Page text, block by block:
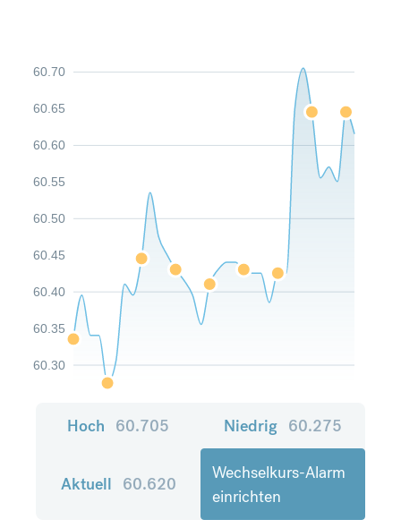
60.30
60.35
60.40
60.45
60.50
60.55
60.60
60.65
60.70
Hoch 60.705 Niedrig 60.275
Aktuell 60.620
Wechselkurs-Alarm
einrichten